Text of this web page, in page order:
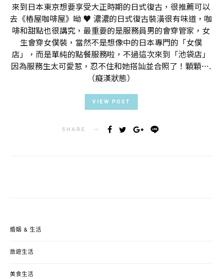
來到日本東京想要享受大正時期的日式復古，很推薦可以
去《樁屋咖啡屋》呦 ♥ 濃濃的日式復古裝潢很有味道，咖
啡和甜點也很講究，最重要的是服務員男的會穿管家，女
生會穿女僕裝，當然不是想像中的日本專門的「女僕
店」，而是單純的點餐服務啦，不過這次來到「池袋店」
因為服務生太可愛惹，忍不住和她搭訕並合照了！顆顆….
（癡漢狀態）
VIEW POST
SHARE
婚姻 & 生活
旅遊生活
美食生活